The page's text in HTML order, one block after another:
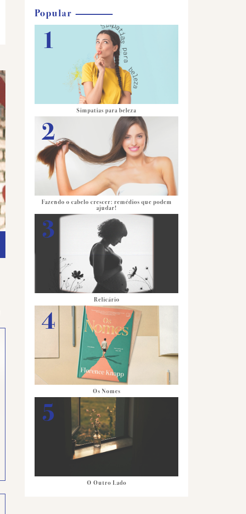
Popular
Simpatias para beleza
Fazendo o cabelo crescer: remédios que podem
ajudar!
Relicário
Os Nomes
O Outro Lado